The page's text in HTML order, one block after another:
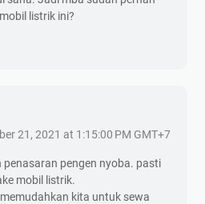
listrik ini?
21, 2021 at 1:15:00 PM GMT+7
penasaran pengen nyoba. pasti
mobil listrik.
kita untuk sewa